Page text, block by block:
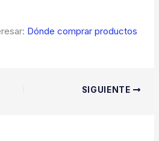
Dónde comprar productos
SIGUIENTE